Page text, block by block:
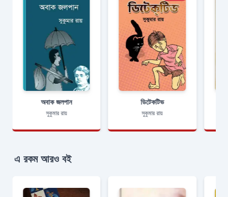
অবাক জলপান
সুকুমার রায়
ডিটেকটিভ
সুকুমার রায়
এ রকম আরও বই